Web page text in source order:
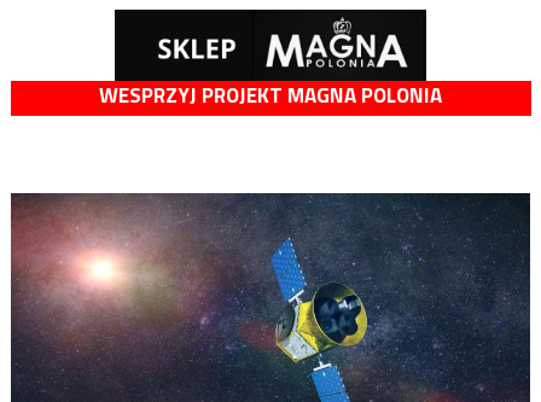
WESPRZYJ PROJEKT MAGNA POLONIA